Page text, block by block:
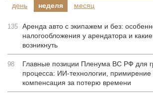
день
неделя месяц
135 Аренда авто с экипажем и без:
налогообложения у арендатора и
возникнуть
98
Главные позиции Пленума ВС РФ для
процесса: ИИ-технологии, примирение
компенсация за потерю времени